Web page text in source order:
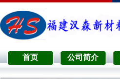
首页 公司简介